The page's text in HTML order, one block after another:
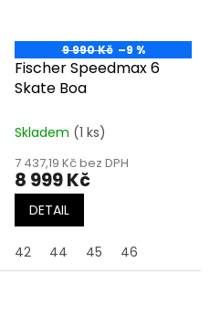
9 990 Kč –9 %
Fischer Speedmax 6
Skate Boa
Skladem (1 ks)
7 437,19 Kč bez DPH
8 999 Kč
DETAIL
42 44 45 46